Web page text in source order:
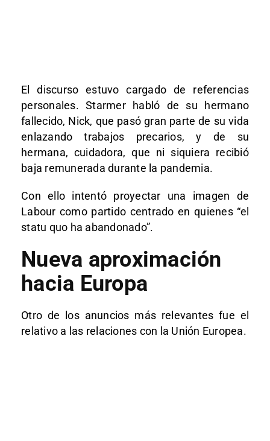
El discurso estuvo cargado de referencias
personales. Starmer habló de su hermano
fallecido, Nick, que pasó gran parte de su vida
enlazando trabajos precarios, y de su
hermana, cuidadora, que ni siquiera recibió
baja remunerada durante la pandemia.
Con ello intentó proyectar una imagen de
Labour como partido centrado en quienes “el
statu quo ha abandonado”.
Nueva aproximación
hacia Europa
Otro de los anuncios más relevantes fue el
relativo a las relaciones con la Unión Europea.